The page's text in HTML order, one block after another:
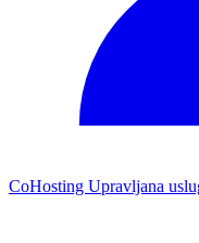
CoHosting Upravljana